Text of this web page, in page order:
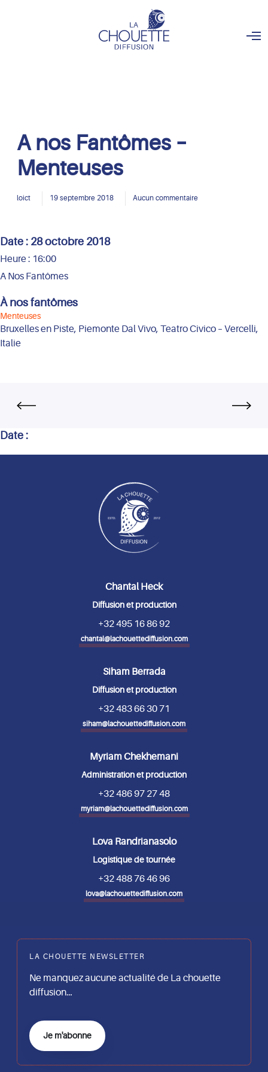
O
A nos Fantômes –
Menteuses
loict 19 septembre 2018 Aucun commentaire
Date : 28 octobre 2018
Heure : 16:00
A Nos Fantômes
À nos fantômes
Menteuses
Bruxelles en Piste, Piemonte Dal Vivo, Teatro Civico – Vercelli,
Italie
Date :
Chantal Heck
Diffusion et production
+32 495 16 86 92
chantal@lachouettediffusion.com
Siham Berrada
Diffusion et production
+32 483 66 30 71
siham@lachouettediffusion.com
Myriam Chekhemani
Administration et production
+32 486 97 27 48
myriam@lachouettediffusion.com
Lova Randrianasolo
Logistique de tournée
+32 488 76 46 96
lova@lachouettediffusion.com
LA CHOUETTE NEWSLETTER
Ne manquez aucune actualité de La chouette
diffusion…
Je m'abonne